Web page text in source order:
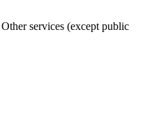
services (except public